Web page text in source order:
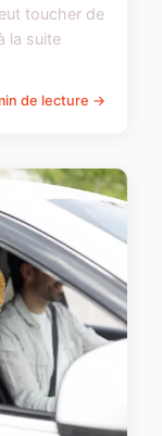
toucher de
la suite
de lecture →